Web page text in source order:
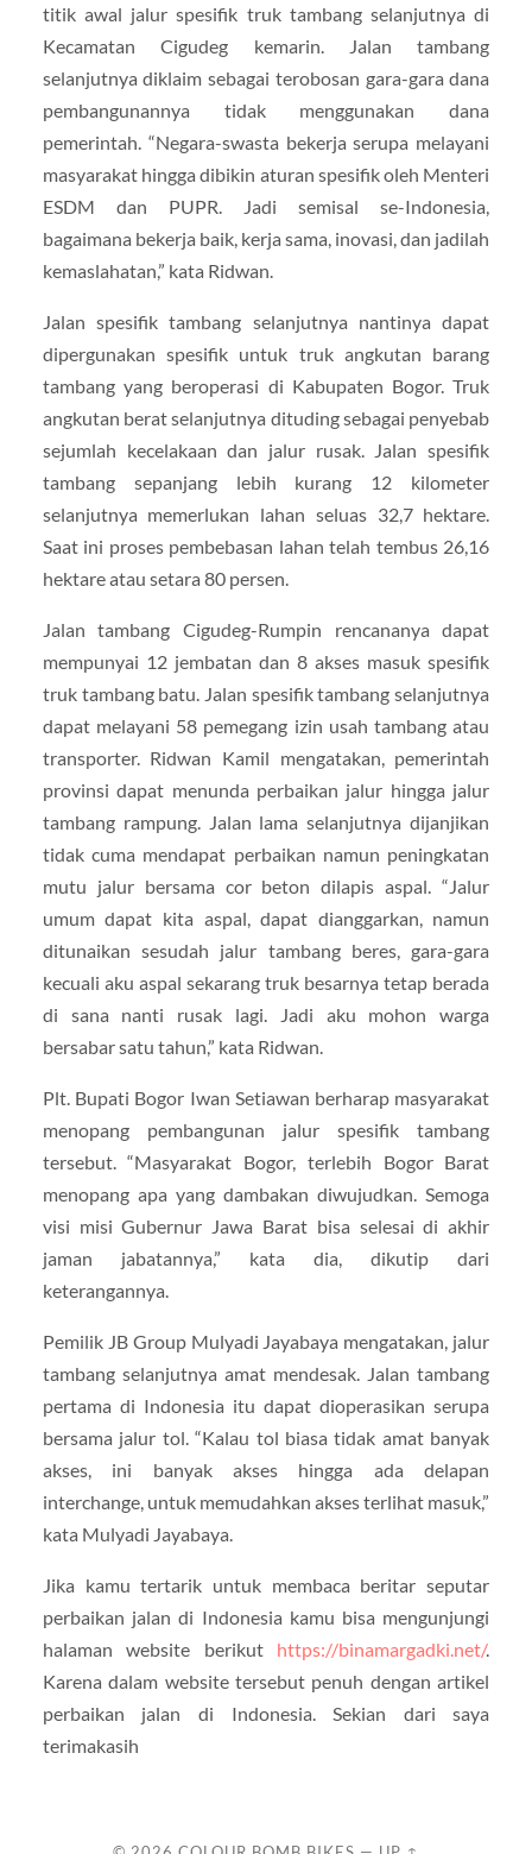
titik awal jalur spesifik truk tambang selanjutnya di
Kecamatan Cigudeg kemarin. Jalan tambang
selanjutnya diklaim sebagai terobosan gara-gara dana
pembangunannya tidak menggunakan dana
pemerintah. “Negara-swasta bekerja serupa melayani
masyarakat hingga dibikin aturan spesifik oleh Menteri
ESDM dan PUPR. Jadi semisal se-Indonesia,
bagaimana bekerja baik, kerja sama, inovasi, dan jadilah
kemaslahatan,” kata Ridwan.
Jalan spesifik tambang selanjutnya nantinya dapat
dipergunakan spesifik untuk truk angkutan barang
tambang yang beroperasi di Kabupaten Bogor. Truk
angkutan berat selanjutnya dituding sebagai penyebab
sejumlah kecelakaan dan jalur rusak. Jalan spesifik
tambang sepanjang lebih kurang 12 kilometer
selanjutnya memerlukan lahan seluas 32,7 hektare.
Saat ini proses pembebasan lahan telah tembus 26,16
hektare atau setara 80 persen.
Jalan tambang Cigudeg-Rumpin rencananya dapat
mempunyai 12 jembatan dan 8 akses masuk spesifik
truk tambang batu. Jalan spesifik tambang selanjutnya
dapat melayani 58 pemegang izin usah tambang atau
transporter. Ridwan Kamil mengatakan, pemerintah
provinsi dapat menunda perbaikan jalur hingga jalur
tambang rampung. Jalan lama selanjutnya dijanjikan
tidak cuma mendapat perbaikan namun peningkatan
mutu jalur bersama cor beton dilapis aspal. “Jalur
umum dapat kita aspal, dapat dianggarkan, namun
ditunaikan sesudah jalur tambang beres, gara-gara
kecuali aku aspal sekarang truk besarnya tetap berada
di sana nanti rusak lagi. Jadi aku mohon warga
bersabar satu tahun,” kata Ridwan.
Plt. Bupati Bogor Iwan Setiawan berharap masyarakat
menopang pembangunan jalur spesifik tambang
tersebut. “Masyarakat Bogor, terlebih Bogor Barat
menopang apa yang dambakan diwujudkan. Semoga
visi misi Gubernur Jawa Barat bisa selesai di akhir
jaman jabatannya,” kata dia, dikutip dari
keterangannya.
Pemilik JB Group Mulyadi Jayabaya mengatakan, jalur
tambang selanjutnya amat mendesak. Jalan tambang
pertama di Indonesia itu dapat dioperasikan serupa
bersama jalur tol. “Kalau tol biasa tidak amat banyak
akses, ini banyak akses hingga ada delapan
interchange, untuk memudahkan akses terlihat masuk,”
kata Mulyadi Jayabaya.
Jika kamu tertarik untuk membaca beritar seputar
perbaikan jalan di Indonesia kamu bisa mengunjungi
halaman website berikut https://binamargadki.net/.
Karena dalam website tersebut penuh dengan artikel
perbaikan jalan di Indonesia. Sekian dari saya
terimakasih